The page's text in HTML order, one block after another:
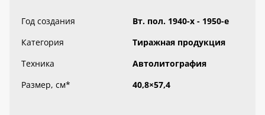
Год создания
Вт. пол. 1940-х - 1950-е
Категория
Тиражная продукция
Техника
Автолитография
Размер, см* 40,8×57,4